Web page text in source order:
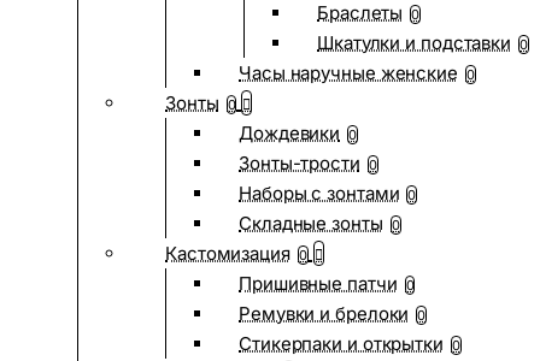
Браслеты 0
Шкатулки и подставки 0
Часы наручные женские 0
Зонты 0
Дождевики 0
Зонты-трости 0
Наборы с зонтами 0
Складные зонты 0
Кастомизация 0
Пришивные патчи 0
Ремувки и брелоки 0
Стикерпаки и открытки 0